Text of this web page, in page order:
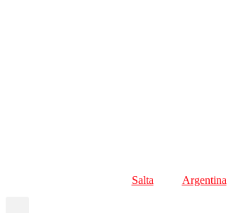
Salta
Argentina